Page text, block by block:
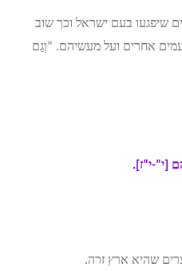
שיפגעו בעם ישראל וכך שוב
אחרים ועל מעשיהם. “וְגַם
[י”-י”ז].